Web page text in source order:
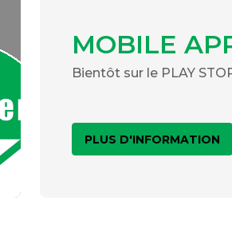
MOBILE
Bientôt sur le PLAY
PLUS D'INFORMATION